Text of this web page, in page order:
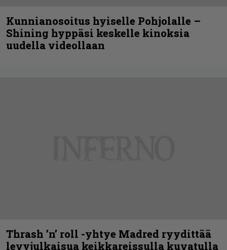
Kunnianosoitus hyiselle Pohjolalle –
Shining hyppäsi keskelle kinoksia
uudella videollaan
Thrash ’n’ roll -yhtye Madred ryydittää
levyjulkaisua keikkareissulla kuvatulla